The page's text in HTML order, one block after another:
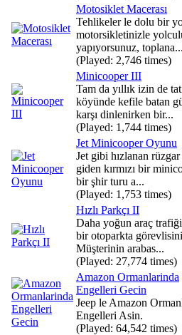
Motosiklet Macerası
Tehlikeler le dolu bir
motorsikletinizle
yapıyorsunuz,
(Played: 2,746 times)
Minicooper III
Tam da yıllık izin de
köyünde kefile batan
karşı dinlenirken bir...
(Played: 1,744 times)
Jet Minicooper Oyunu
Jet gibi hızlanan
giden kırmızı bir
bir şhir turu a...
(Played: 1,753 times)
Hızlı Parkçı II
Daha yoğun araç
bir otoparkta
Müşterinin arabas...
(Played: 27,774 times)
Amazon Ormanlarinda
Engelleri Gecin
Jeep le Amazon
Engelleri Asin.
(Played: 64,542 times)